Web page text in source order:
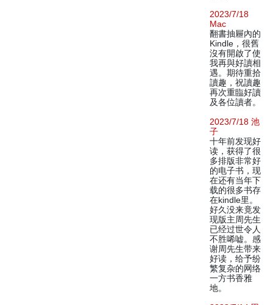
2023/7/18
Mac
翻書抽屜內的
Kindle，很舊
沒有開啟了使
我再與好讀相
遇。期待重拾
讀趣，祝讀趣
再次重臨好讀
及各位讀者。
2023/7/18 池
子
十年前发现好
读，获得了很
多排版非常好
的电子书，现
在还有当年下
载的很多书存
在kindle里。
好久没来竟发
现版主周先生
已经过世令人
不胜唏嘘。感
谢周先生带来
好读，给予纷
繁复杂的网络
一方书香雅
地。